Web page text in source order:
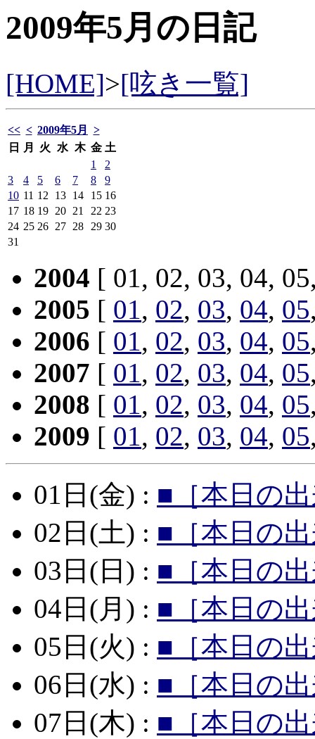
2009年5月の日記
[HOME]>[呟き一覧]
<< < 2009年5月
>
日
月 火 水 木 金 土
1
2
3
4 5 6 7 8
9
10 11 12 13 14 15 16
17 18 19 20 21 22 23
24 25 26 27 28 29 30
31
2004 [ 01, 02, 03, 04,
2005 [ 01, 02, 03, 04, 05
2006 [ 01, 02, 03, 04, 05
2007 [ 01, 02, 03, 04, 05
2008 [ 01, 02, 03, 04, 05
2009 [ 01, 02, 03, 04, 05
01日(金) : ■［本日の
02日(土) : ■［本日の
03日(日) : ■［本日の
04日(月) : ■［本日の
05日(火) : ■［本日の
06日(水) : ■［本日の
07日(木) : ■［本日の